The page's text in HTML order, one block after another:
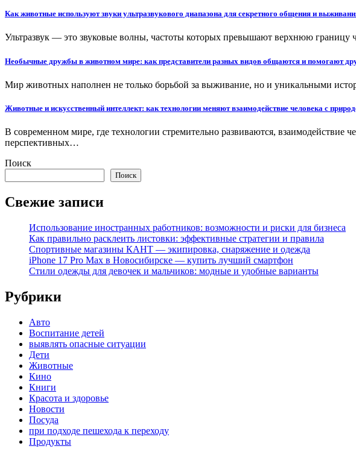
Как животные используют звуки ультразвукового диапазона для секретного общения и
Ультразвук — это звуковые волны, частоты которых превышают верхнюю
Необычные дружбы в животном мире: как представители разных видов общаются и помогают
Мир животных наполнен не только борьбой за выживание, но и уникальными
Животные и искусственный интеллект: как технологии меняют взаимодействие человека с
В современном мире, где технологии стремительно развиваются, взаимодействие
перспективных…
Поиск
Поиск
Свежие записи
Использование иностранных работников: возможности и риски для бизнеса
Как правильно расклеить листовки: эффективные стратегии и правила
Спортивные магазины КАНТ — экипировка, снаряжение и одежда
iPhone 17 Pro Max в Новосибирске — купить лучший смартфон
Стили одежды для девочек и мальчиков: модные и удобные варианты
Рубрики
Авто
Воспитание детей
выявлять опасные ситуации
Дети
Животные
Кино
Книги
Красота и здоровье
Новости
Посуда
при подходе пешехода к переходу
Продукты